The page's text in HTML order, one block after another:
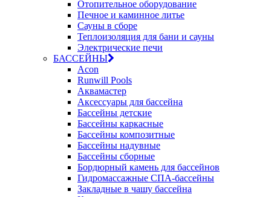
Отопительное оборудование
Печное и каминное литье
Сауны в сборе
Теплоизоляция для бани и сауны
Электрические печи
БАССЕЙНЫ
Acon
Runwill Pools
Аквамастер
Аксессуары для бассейна
Бассейны детские
Бассейны каркасные
Бассейны композитные
Бассейны надувные
Бассейны сборные
Бордюрный камень для бассейнов
Гидромассажные СПА-бассейны
Закладные в чашу бассейна